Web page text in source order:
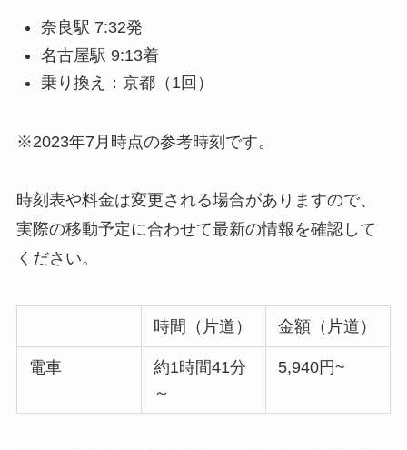
奈良駅 7:32発
名古屋駅 9:13着
乗り換え：京都（1回）
※2023年7月時点の参考時刻です。
時刻表や料金は変更される場合がありますので、
実際の移動予定に合わせて最新の情報を確認して
ください。
時間（片道） 金額（片道）
電車
約1時間41分
～
5,940円~